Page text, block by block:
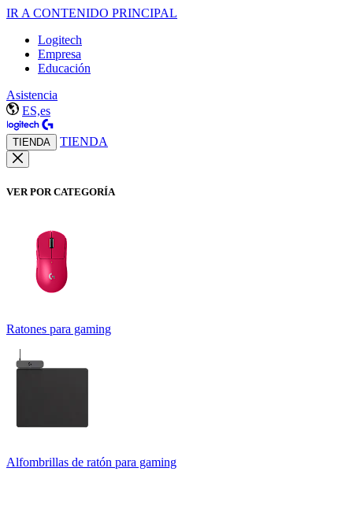
IR A CONTENIDO PRINCIPAL
Logitech
Empresa
Educación
Asistencia
ES,es
TIENDA TIENDA
VER POR CATEGORÍA
Ratones para gaming
Alfombrillas de ratón para gaming